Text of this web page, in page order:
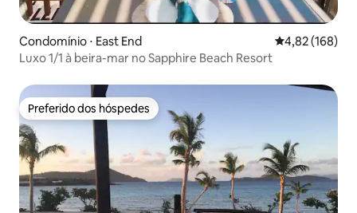
Condomínio ⋅ East End 4,82 de uma
4,82 (168)
Luxo 1/1 à beira-mar no Sapphire Beach Resort
Preferido dos hóspedes
Preferido dos hóspedes